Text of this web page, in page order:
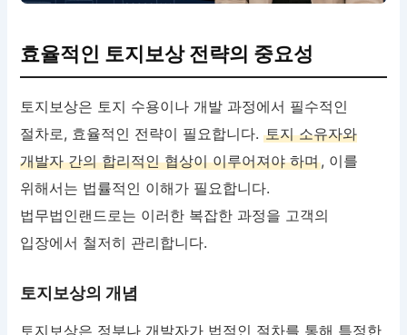
효율적인 토지보상 전략의 중요성
토지보상은 토지 수용이나 개발 과정에서 필수적인
절차로, 효율적인 전략이 필요합니다.토지 소유자와
개발자 간의 합리적인 협상이 이루어져야 하며, 이를
위해서는 법률적인 이해가 필요합니다.
법무법인랜드로는 이러한 복잡한 과정을 고객의
입장에서 철저히 관리합니다.
토지보상의 개념
토지보상은 정부나 개발자가 법적인 절차를 통해 특정한